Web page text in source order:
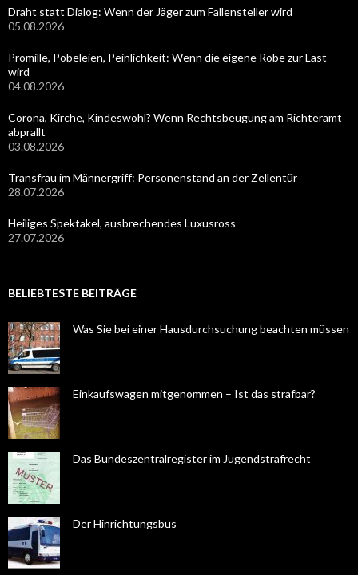
Draht statt Dialog: Wenn der Jäger zum Fallensteller wird
05.08.2026
Promille, Pöbeleien, Peinlichkeit: Wenn die eigene Robe zur Last
wird
04.08.2026
Corona, Kirche, Kindeswohl? Wenn Rechtsbeugung am Richteramt
abprallt
03.08.2026
Transfrau im Männergriff: Personenstand an der Zellentür
28.07.2026
Heiliges Spektakel, ausbrechendes Luxusross
27.07.2026
BELIEBTESTE BEITRÄGE
Was Sie bei einer Hausdurchsuchung beachten müssen
Einkaufswagen mitgenommen – Ist das strafbar?
Das Bundeszentralregister im Jugendstrafrecht
Der Hinrichtungsbus